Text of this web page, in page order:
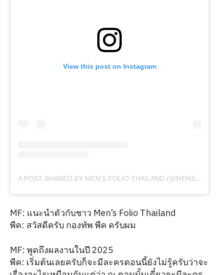
View this post on Instagram
A POST SHARED BY MEN'S FOLIO THAILAND (@MENSFOLIOTH)
MF: แนะนำตัวกับชาว Men’s Folio Thailand
พีค: สวัสดีครับ กองทัพ พีค ครับผม
MF: พูดถึงผลงานในปี 2025
พีค: เริ่มต้นเลยครับก็จะมีละครตอนนี้ยังไม่รู้ครับว่าจะ